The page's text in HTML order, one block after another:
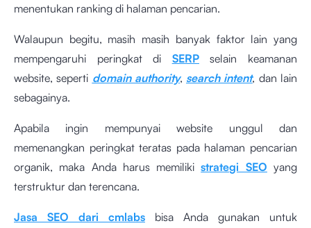
menentukan ranking di halaman pencarian.
Walaupun begitu, masih masih banyak faktor lain yang
mempengaruhi peringkat di SERPselain keamanan
website, seperti domain authority, search intent, dan lain
sebagainya.
Apabila ingin mempunyai website unggul dan
memenangkan peringkat teratas pada halaman pencarian
organik, maka Anda harus memilikistrategi SEO yang
terstruktur dan terencana.
Jasa SEO dari cmlabs bisa Anda gunakan untuk